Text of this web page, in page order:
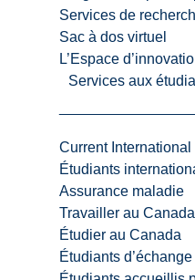
Services de
Sac à dos virtuel
L’Espace
Services aux
Current International
Étudiants
Assurance maladie
Travailler au Canada
Étudier au Canada
Étudiants